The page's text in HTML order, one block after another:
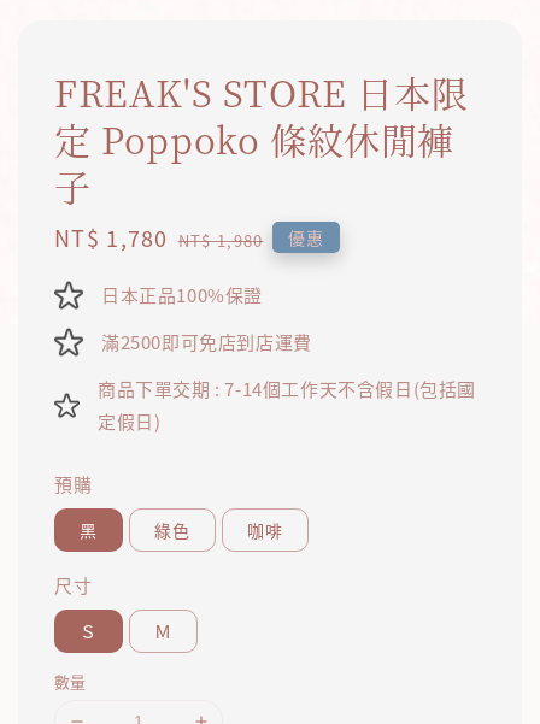
FREAK'S STORE 日本限
定 Poppoko 條紋休閒褲
子
Sale
NT$ 1,780 Regular
NT$ 1,980 優惠
日本正品100%保證
滿2500即可免店到店運費
商品下單交期 : 7-14個工作天不含假日(包括國
定假日)
預購
黑 綠色 咖啡
尺寸
Ｓ Ｍ
數量